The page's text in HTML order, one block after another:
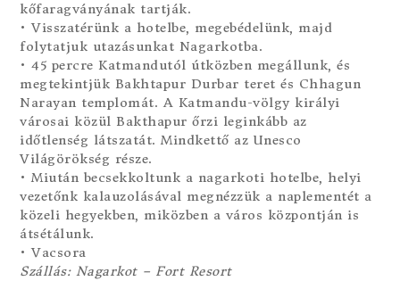
kőfaragványának tartják.
• Visszatérünk a hotelbe, megebédelünk, majd
folytatjuk utazásunkat Nagarkotba.
• 45 percre Katmandutól útközben megállunk, és
megtekintjük Bakhtapur Durbar teret és Chhagun
Narayan templomát. A Katmandu-völgy királyi
városai közül Bakthapur őrzi leginkább az
időtlenség látszatát. Mindkettő az Unesco
Világörökség része.
• Miután becsekkoltunk a nagarkoti hotelbe, helyi
vezetőnk kalauzolásával megnézzük a naplementét a
közeli hegyekben, miközben a város központján is
átsétálunk.
• Vacsora
Szállás: Nagarkot – Fort Resort